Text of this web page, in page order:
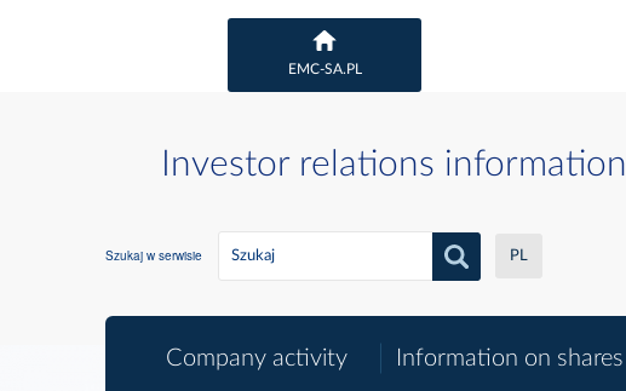
EMC-SA.PL
Investor relations information
Szukaj w serwisie PL
Company activity Information on shares